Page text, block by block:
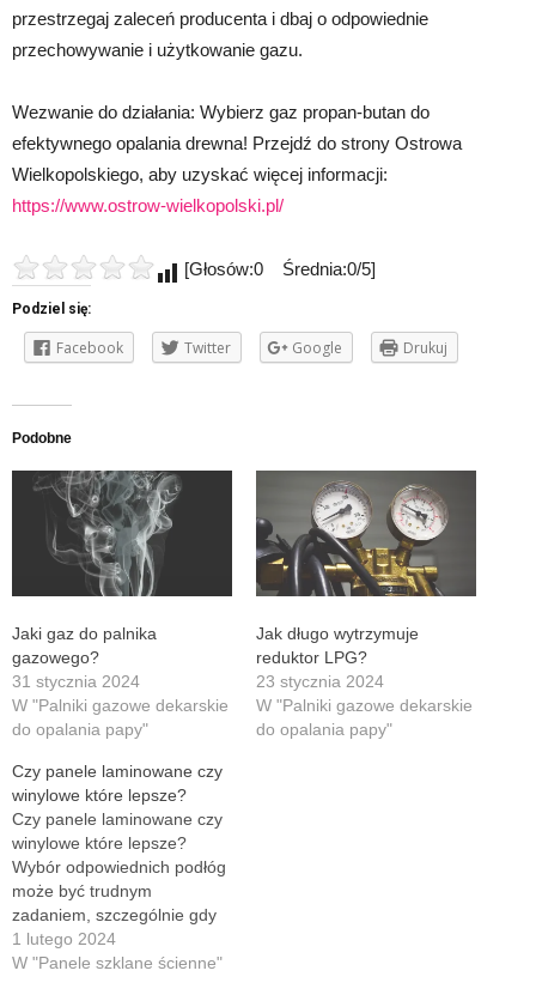
przestrzegaj zaleceń producenta i dbaj o odpowiednie
przechowywanie i użytkowanie gazu.
Wezwanie do działania: Wybierz gaz propan-butan do
efektywnego opalania drewna! Przejdź do strony Ostrowa
Wielkopolskiego, aby uzyskać więcej informacji:
https://www.ostrow-wielkopolski.pl/
[Głosów:0 Średnia:0/5]
Podziel się:
Facebook Twitter Google Drukuj
Podobne
Jaki gaz do palnika
gazowego?
31 stycznia 2024
W "Palniki gazowe dekarskie
do opalania papy"
Jak długo wytrzymuje
reduktor LPG?
23 stycznia 2024
W "Palniki gazowe dekarskie
do opalania papy"
Czy panele laminowane czy
winylowe które lepsze?
Czy panele laminowane czy
winylowe które lepsze?
Wybór odpowiednich podłóg
może być trudnym
zadaniem, szczególnie gdy
na rynku dostępnych jest
wiele różnych opcji. Dwie
1 lutego 2024
W "Panele szklane ścienne"